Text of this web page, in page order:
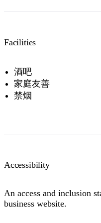
Facilities
酒吧
家庭友善
禁烟
Accessibility
An access and inclusion
business website.